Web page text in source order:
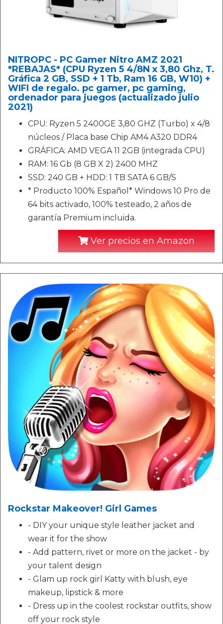
NITROPC - PC Gamer Nitro AMZ 2021
*REBAJAS* (CPU Ryzen 5 4/8N x 3,80 Ghz, T.
Gráfica 2 GB, SSD + 1 Tb, Ram 16 GB, W10) +
WIFI de regalo. pc gamer, pc gaming,
ordenador para juegos (actualizado julio
2021)
CPU: Ryzen 5 2400GE 3,80 GHZ (Turbo) x 4/8
núcleos / Placa base Chip AM4 A320 DDR4
GRÁFICA: AMD VEGA 11 2GB (integrada CPU)
RAM: 16 Gb (8 GB X 2) 2400 MHZ
SSD: 240 GB + HDD: 1 TB SATA 6 GB/S
* Producto 100% Español* Windows 10 Pro de
64 bits activado, 100% testeado, 2 años de
garantía Premium incluida.
Ver precios en Amazon
Rockstar Makeover! Girl Games
- DIY your unique style leather jacket and
wear it for the show
- Add pattern, rivet or more on the jacket - by
your talent design
- Glam up rock girl Katty with blush, eye
makeup, lipstick & more
- Dress up in the coolest rockstar outfits, show
off your rock style